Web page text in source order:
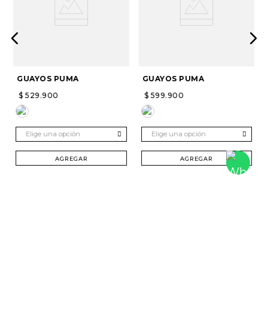
GUAYOS PUMA
$ 529.900
Elige una opción
AGREGAR
GUAYOS PUMA
$ 599.900
Elige una opción
AGREGAR